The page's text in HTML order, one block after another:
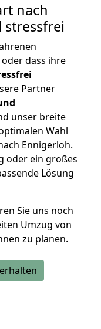
nach
stressfrei
dass ihre
Partner
unser breite
Wahl
Ennigerloh.
oder ein großes
Lösung
Sie uns noch
Umzug von
zu planen.